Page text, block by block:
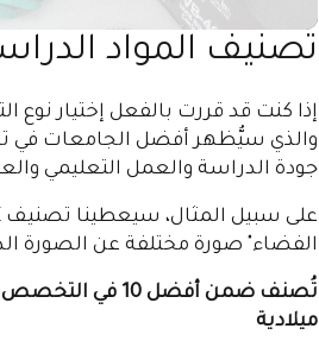
تصنيف المواد
إذا كنت قد قررت بالفعل إختيار
والذي سيُّظهر أفضل الجامعات في
جودة الدراسة والعمل التعليمي
الفضاء" صورة مختلفة عن الصورة
ميلادية